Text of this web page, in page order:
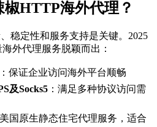
HTTP海外代理？
稳定性和服务支持是关键。2025
外代理服务脱颖而出：
：保证企业访问海外平台顺畅
及Socks5 ：满足多种协议访问需
美国原生静态住宅代理服务，适合